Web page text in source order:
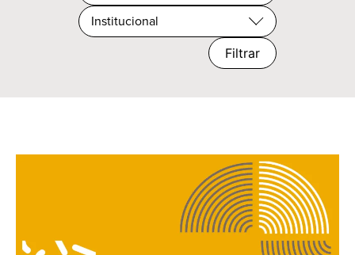
Institucional
Filtrar